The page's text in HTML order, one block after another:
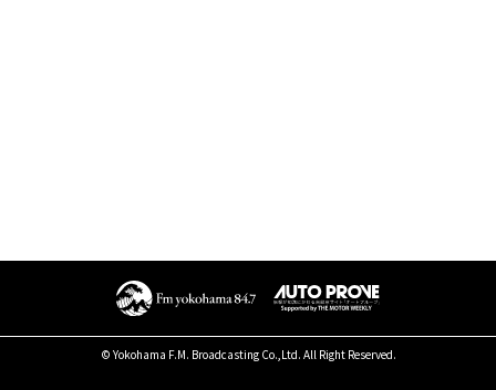
© Yokohama F.M. Broadcasting Co.,Ltd. All Right Reserved.